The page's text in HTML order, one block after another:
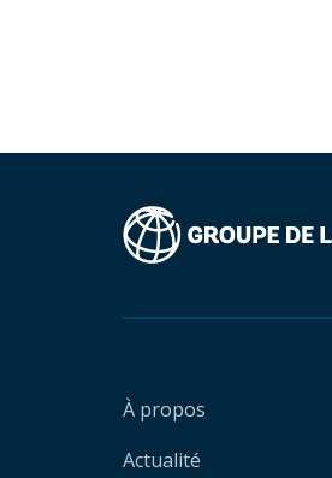
À propos
Actualité